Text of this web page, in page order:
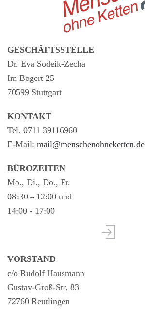
GESCHÄFTSSTELLE
Dr. Eva Sodeik-Zecha
Im Bogert 25
70599 Stuttgart
KONTAKT
Tel. 0711 39116960
E-Mail: mail@menschenohneketten.de
BÜROZEITEN
Mo., Di., Do., Fr.
08 :30 – 12:00 und
14:00 - 17:00
VORSTAND
c/o Rudolf Hausmann
Gustav-Groß-Str. 83
72760 Reutlingen